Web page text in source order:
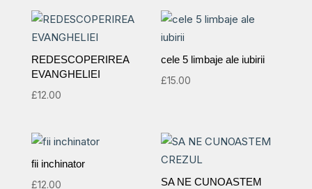
REDESCOPERIREA
EVANGHELIEI
£12.00
cele 5 limbaje ale iubirii
£15.00
fii inchinator
£12.00
SA NE CUNOASTEM